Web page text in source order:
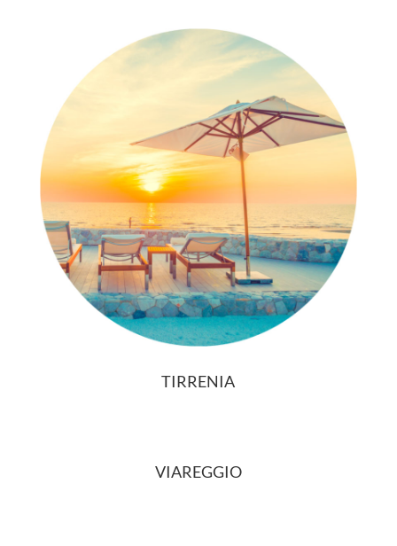
TIRRENIA
VIAREGGIO